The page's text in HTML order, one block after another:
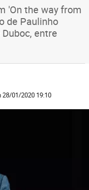
'On the way from
de Paulinho
entre
28/01/2020 19:10